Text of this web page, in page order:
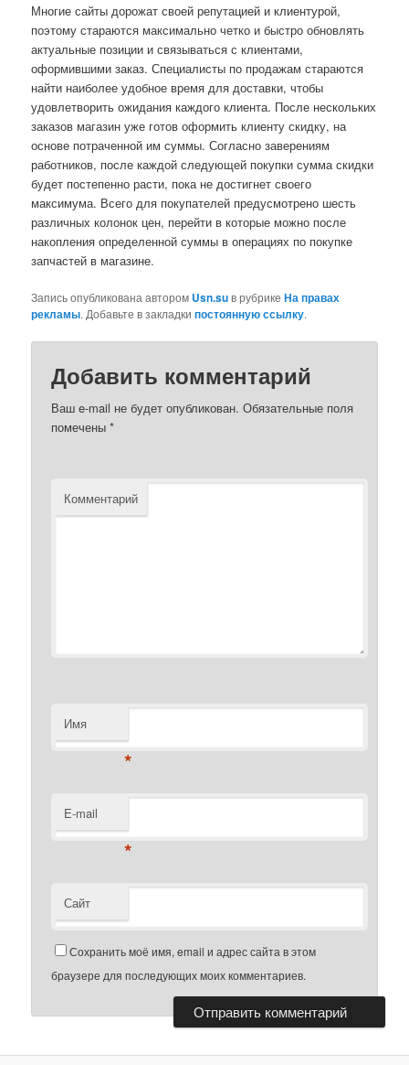
Многие сайты дорожат своей репутацией и клиентурой,
поэтому стараются максимально четко и быстро обновлять
актуальные позиции и связываться с клиентами,
оформившими заказ. Специалисты по продажам стараются
найти наиболее удобное время для доставки, чтобы
удовлетворить ожидания каждого клиента. После нескольких
заказов магазин уже готов оформить клиенту скидку, на
основе потраченной им суммы. Согласно заверениям
работников, после каждой следующей покупки сумма скидки
будет постепенно расти, пока не достигнет своего
максимума. Всего для покупателей предусмотрено шесть
различных колонок цен, перейти в которые можно после
накопления определенной суммы в операциях по покупке
запчастей в магазине.
Запись опубликована автором Usn.suв рубрикеНа правах
рекламы. Добавьте в закладкипостоянную ссылку.
Добавить комментарий
Ваш e-mail не будет опубликован. Обязательные поля
помечены*
Комментарий
Имя
*
E-mail
*
Сайт
Сохранить моё имя, email и адрес сайта в этом
браузере для последующих моих комментариев.